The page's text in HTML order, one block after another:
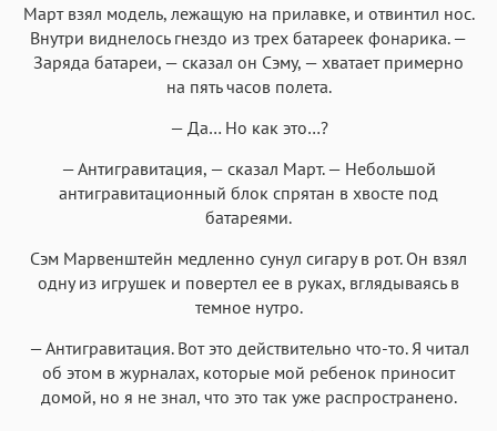
Март взял модель, лежащую на прилавке, и отвинтил нос.
Внутри виднелось гнездо из трех батареек фонарика. —
Заряда батареи, — сказал он Сэму, — хватает примерно
на пять часов полета.
— Да… Но как это…?
— Антигравитация, — сказал Март. — Небольшой
антигравитационный блок спрятан в хвосте под
батареями.
Сэм Марвенштейн медленно сунул сигару в рот. Он взял
одну из игрушек и повертел ее в руках, вглядываясь в
темное нутро.
— Антигравитация. Вот это действительно что-то. Я читал
об этом в журналах, которые мой ребенок приносит
домой, но я не знал, что это так уже распространено.